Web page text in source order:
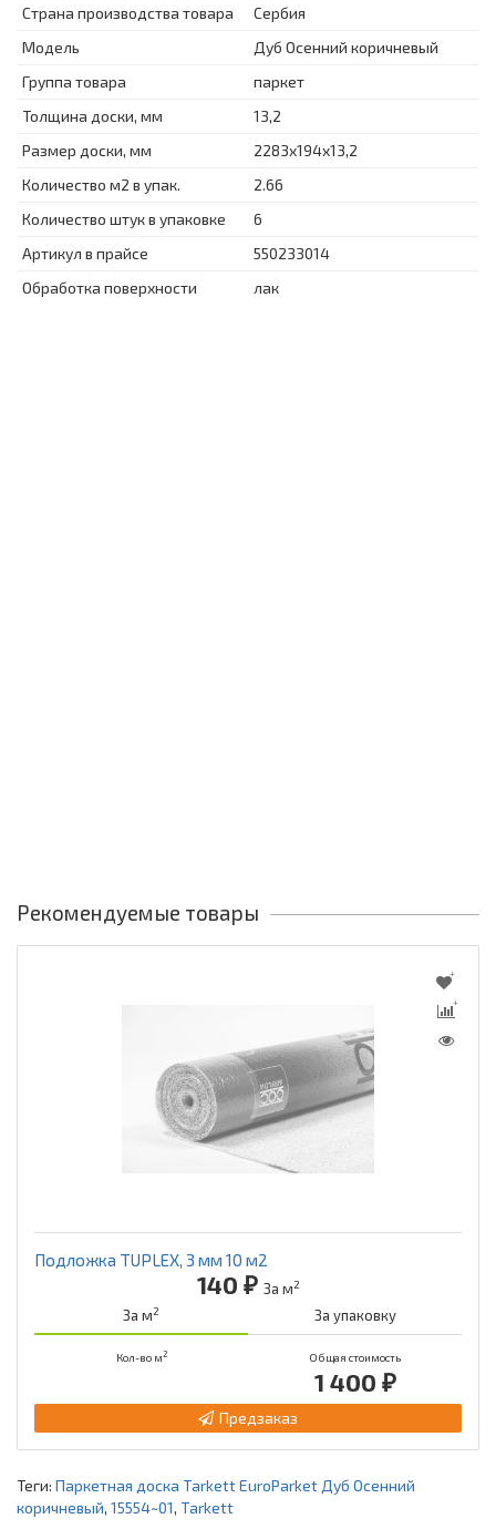
Страна производства товара
Сербия
Модель
Дуб Осенний коричневый
Группа товара
паркет
Толщина доски, мм
13,2
Размер доски, мм
2283x194x13,2
Количество м2 в упак.
2.66
Количество штук в упаковке
6
Артикул в прайсе
550233014
Обработка поверхности
лак
Рекомендуемые товары
Подложка TUPLEX, 3 мм 10 м2
140 ₽ За м2
За м2 За упаковку
Кол-во м2 Общая стоимость
1 400 ₽
Предзаказ
Теги: Паркетная доска Tarkett EuroParket Дуб Осенний
коричневый, 15554~01, Tarkett